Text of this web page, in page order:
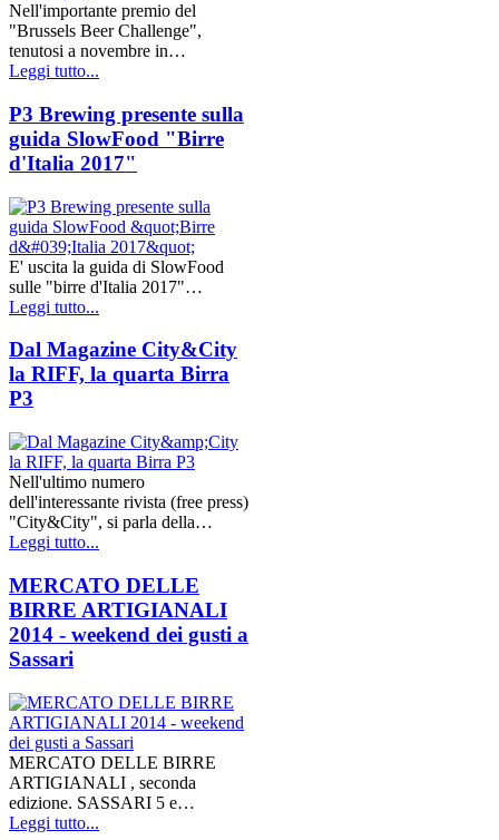
Nell'importante premio del
"Brussels Beer Challenge",
tenutosi a novembre in…
Leggi tutto...
P3 Brewing presente sulla
guida SlowFood "Birre
d'Italia 2017"
E' uscita la guida di SlowFood
sulle "birre d'Italia 2017"…
Leggi tutto...
Dal Magazine City&City
la RIFF, la quarta Birra
P3
Nell'ultimo numero
dell'interessante rivista (free press)
"City&City", si parla della…
Leggi tutto...
MERCATO DELLE
BIRRE ARTIGIANALI
2014 - weekend dei gusti a
Sassari
MERCATO DELLE BIRRE
ARTIGIANALI , seconda
edizione. SASSARI 5 e…
Leggi tutto...